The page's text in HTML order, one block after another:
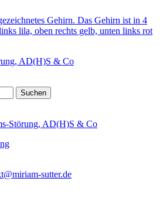
AD(H)S & Co
Störung, AD(H)S & Co
sutter.de